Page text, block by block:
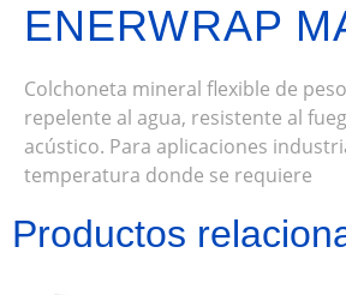
ENERWRAP
Colchoneta mineral flexible de
repelente al agua, resistente al
acústico. Para aplicaciones
temperatura donde se requiere
Productos